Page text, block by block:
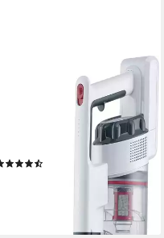
Stielstaubsauger HV 7152
Kabelloser 2-in-1 Hand- und
Stielsauger, 120 W, beutellos
139,90 €
lieferbar - in 3-4 Werktagen bei dir